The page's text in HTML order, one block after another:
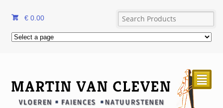
€ 0.00
²